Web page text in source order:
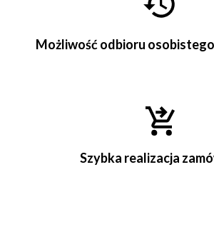
Możliwość odbioru
Szybka realizacja